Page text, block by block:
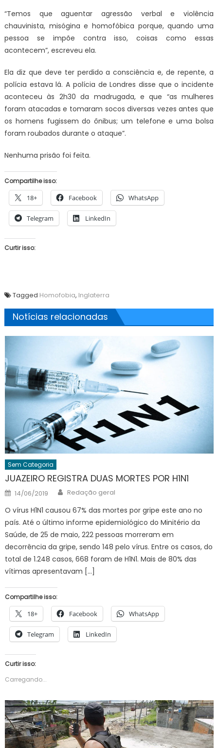
“Temos que aguentar agressão verbal e violência
chauvinista, misógina e homofóbica porque, quando uma
pessoa se impõe contra isso, coisas como essas
acontecem”, escreveu ela.
Ela diz que deve ter perdido a consciência e, de repente, a
polícia estava lá. A polícia de Londres disse que o incidente
aconteceu às 2h30 da madrugada, e que “as mulheres
foram atacadas e tomaram socos diversas vezes antes que
os homens fugissem do ônibus; um telefone e uma bolsa
foram roubados durante o ataque”.
Nenhuma prisão foi feita.
Compartilhe isso:
18+ Facebook WhatsApp
Telegram LinkedIn
Curtir isso:
Tagged Homofobia, Inglaterra
Notícias relacionadas
Sem Categoria
JUAZEIRO REGISTRA DUAS MORTES POR H1N1
Posted
on
14/06/2019 Author
Redação geral
O vírus H1N1 causou 67% das mortes por gripe este ano no
país. Até o último informe epidemiológico do Minitério da
Saúde, de 25 de maio, 222 pessoas morreram em
decorrência da gripe, sendo 148 pelo vírus. Entre os casos, do
total de 1.248 casos, 668 foram de H1N1. Mais de 80% das
vítimas apresentavam […]
Compartilhe isso:
18+ Facebook WhatsApp
Telegram LinkedIn
Curtir isso:
Carregando...